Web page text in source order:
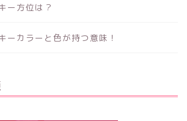
ー方位は？
ーカラーと色が持つ意味！